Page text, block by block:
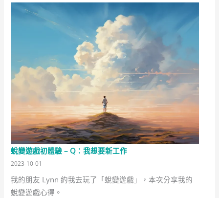
蛻變遊戲初體驗 – Q：我想要新工作
2023-10-01
我的朋友 Lynn 約我去玩了「蛻變遊戲」，本次分享我的
蛻變遊戲心得。